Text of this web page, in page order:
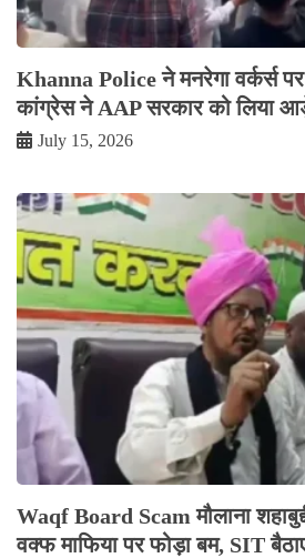
Khanna Police ने मनरेगा वर्कर्स पर
कांग्रेस ने AAP सरकार को लिया
July 15, 2026
Waqf Board Scam मौलाना
वक्फ माफिया पर फोड़ा बम, SIT